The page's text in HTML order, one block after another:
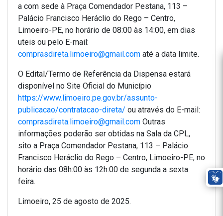
a com sede à Praça Comendador Pestana, 113 –
Palácio Francisco Heráclio do Rego – Centro,
Limoeiro-PE, no horário de 08:00 às 14:00, em dias
uteis ou pelo E-mail:
comprasdireta.limoeiro@gmail.com até a data limite.
O Edital/Termo de Referência da Dispensa estará
disponível no Site Oficial do Município
https://www.limoeiro.pe.gov.br/assunto-
publicacao/contratacao-direta/ ou através do E-mail:
comprasdireta.limoeiro@gmail.com Outras
informações poderão ser obtidas na Sala da CPL,
sito a Praça Comendador Pestana, 113 – Palácio
Francisco Heráclio do Rego – Centro, Limoeiro-PE, no
horário das 08h:00 às 12h:00 de segunda a sexta
feira.
Limoeiro, 25 de agosto de 2025.